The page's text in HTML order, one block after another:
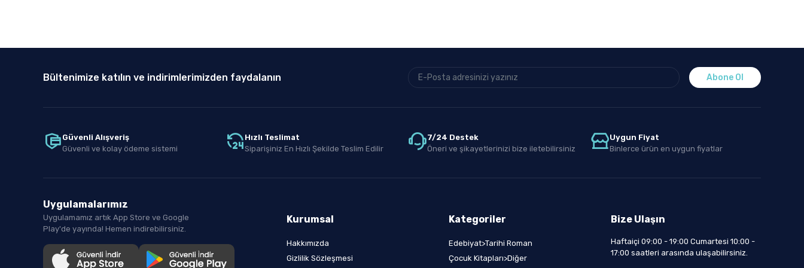
Bültenimize katılın ve indirimlerimizden faydalanın Abone Ol
Güvenli Alışveriş
Güvenli ve kolay ödeme sistemi
Hızlı Teslimat
Siparişiniz En Hızlı Şekilde Teslim Edilir
7/24 Destek
Öneri ve şikayetlerinizi bize iletebilirsiniz
Uygun Fiyat
Binlerce ürün en uygun fiyatlar
Uygulamalarımız
Uygulamamız artık App Store ve Google
Play'de yayında! Hemen indirebilirsiniz.
Kurumsal
Hakkımızda
Gizlilik Sözleşmesi
Kategoriler
Edebiyat>Tarihi Roman
Çocuk Kitapları>Diğer
Bize Ulaşın
Haftaiçi 09:00 - 19:00 Cumartesi 10:00 -
17:00 saatleri arasında ulaşabilirsiniz.